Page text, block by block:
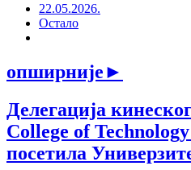
22.05.2026.
Остало
опширније►
Делегација
College of
посетила